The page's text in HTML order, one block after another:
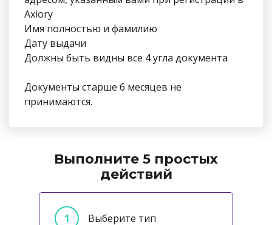
Axiory
Имя полностью и фамилию
Дату выдачи
Должны быть видны все 4 угла документа
Документы старше 6 месяцев не
принимаются.
Выполните 5 простых
действий
Выберите тип